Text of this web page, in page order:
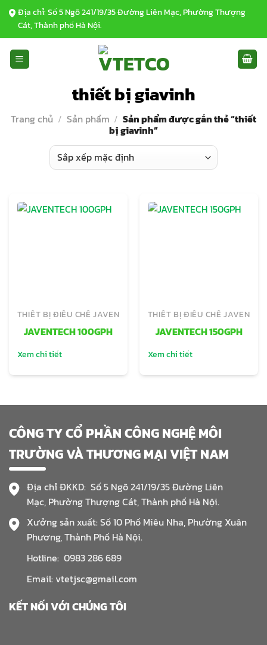
Bỏ
qua
nội
dung
Địa chỉ: Số 5 Ngõ 241/19/35 Đường Liên Mạc, Phường Thượng
Cát, Thành phố Hà Nội.
thiết bị giavinh
Trang chủ / Sản phẩm / Sản phẩm được gắn thẻ “thiết
bị giavinh”
THIẾT BỊ ĐIỀU CHẾ JAVEN
JAVENTECH 100GPH
Xem chi tiết
THIẾT BỊ ĐIỀU CHẾ JAVEN
JAVENTECH 150GPH
Xem chi tiết
CÔNG TY CỔ PHẦN CÔNG NGHỆ MÔI
TRƯỜNG VÀ THƯƠNG MẠI VIỆT NAM
Địa chỉ ĐKKD: Số 5 Ngõ 241/19/35 Đường Liên
Mạc, Phường Thượng Cát, Thành phố Hà Nội.
Xưởng sản xuất: Số 10 Phố Miêu Nha, Phường Xuân
Phương, Thành Phố Hà Nội.
Hotline: 0983 286 689
Email: vtetjsc@gmail.com
KẾT NỐI VỚI CHÚNG TÔI